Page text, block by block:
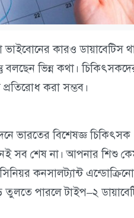
ভাইবোনের কারও
বলছেন ভিন্ন কথা।
করা সম্ভব।
ভারতের বিশেষজ্ঞ
সব শেষ না। আপনার শিশু
কনসালট্যান্ট
তুলতে পারলে টাইপ–২